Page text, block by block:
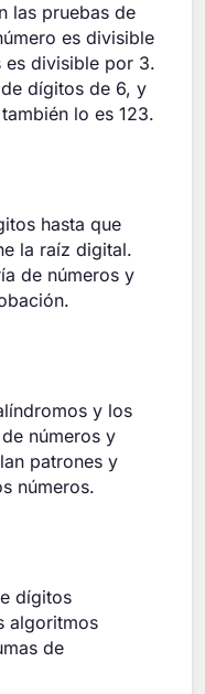
las pruebas de
es divisible
es divisible por 3.
dígitos de 6, y
lo es 123.
hasta que
la raíz digital.
de números y
y los
números y
patrones y
números.
dígitos
algoritmos
de